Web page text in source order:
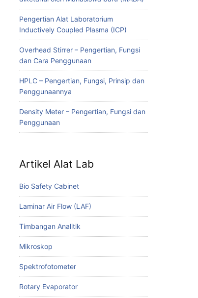
Pengertian Alat Laboratorium
Inductively Coupled Plasma (ICP)
Overhead Stirrer – Pengertian, Fungsi
dan Cara Penggunaan
HPLC – Pengertian, Fungsi, Prinsip dan
Penggunaannya
Density Meter – Pengertian, Fungsi dan
Penggunaan
Artikel Alat Lab
Bio Safety Cabinet
Laminar Air Flow (LAF)
Timbangan Analitik
Mikroskop
Spektrofotometer
Rotary Evaporator